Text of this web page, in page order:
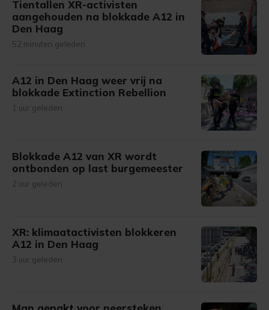
Tientallen XR-activisten
aangehouden na blokkade A12 in
Den Haag
52 minuten geleden
A12 in Den Haag weer vrij na
blokkade Extinction Rebellion
1 uur geleden
Blokkade A12 van XR wordt
ontbonden op last burgemeester
2 uur geleden
XR: klimaatactivisten blokkeren
A12 in Den Haag
3 uur geleden